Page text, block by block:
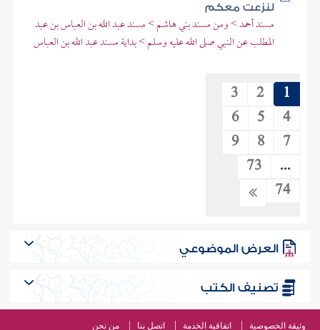
لنزعت معكم
مسند أحمد > ومن مسند بني هاشم > مسند عبد الله بن العباس بن عبد
المطلب عن النبي صلى الله عليه وسلم > بداية مسند عبد الله بن العباس
1
2
3
4
5
6
7
8
9
...
73
74
العرض الموضوعي
تصنيف الكتب
وثيقة الخصوصية اتفاقية الخدمة اتصل بنا من نحن